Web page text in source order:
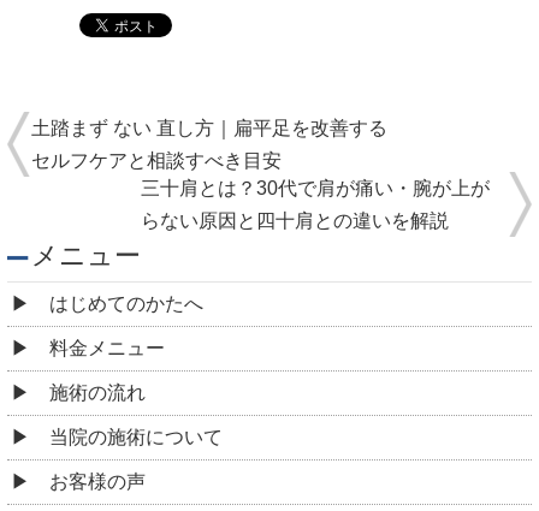
土踏まず ない 直し方｜扁平足を改善する
セルフケアと相談すべき目安
三十肩とは？30代で肩が痛い・腕が上が
らない原因と四十肩との違いを解説
メニュー
はじめてのかたへ
料金メニュー
施術の流れ
当院の施術について
お客様の声